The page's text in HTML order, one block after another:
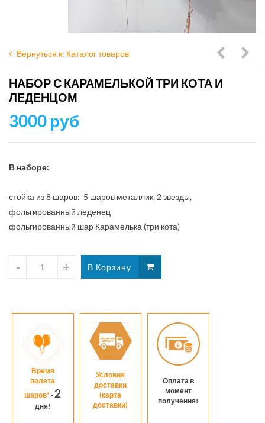
Вернуться к: Каталог товаров
черной
золотом
НАБОР С КАРАМЕЛЬКОЙ ТРИ КОТА И
ЛЕДЕНЦОМ
3000 руб
В наборе:
стойка из 8 шаров: 5 шаров металлик, 2 звезды,
фольгированный леденец
фольгированный шар Карамелька (три кота)
Время
полета
шаров*- 2
дня!
Условия
доставки
(карта
доставки)
Оплата в
момент
получения!